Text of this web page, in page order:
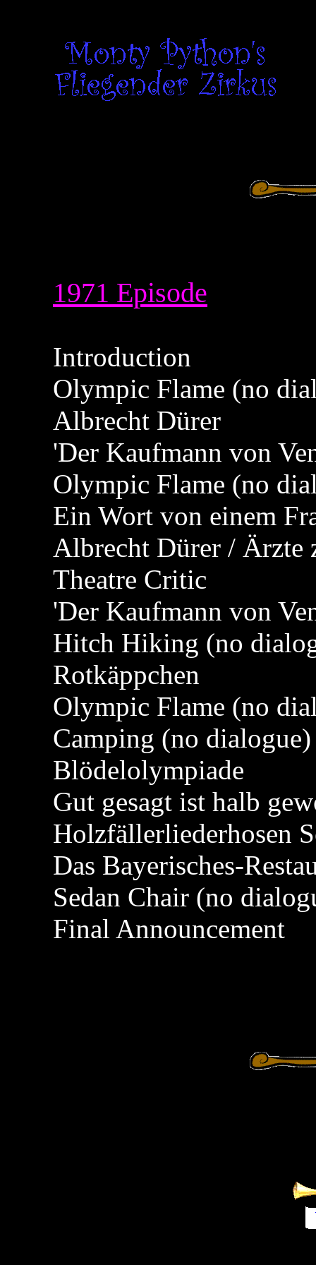
1971 Episode
Introduction
Olympic Flame (no
Albrecht Dürer
'Der Kaufmann von
Olympic Flame (no
Ein Wort von einem
Albrecht Dürer / Ärzte
Theatre Critic
'Der Kaufmann von
Hitch Hiking (no
Rotkäppchen
Olympic Flame (no
Camping (no dialogue)
Blödelolympiade
Gut gesagt ist halb
Holzfällerliederhosen
Das Bayerisches-
Sedan Chair (no
Final Announcement